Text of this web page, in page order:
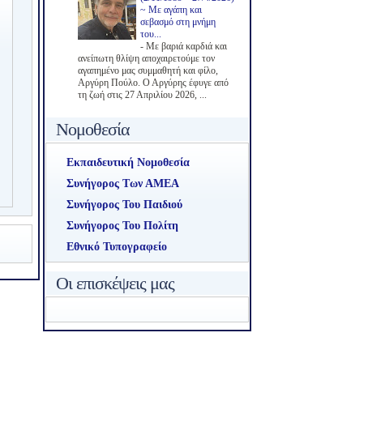
~ Με αγάπη και
σεβασμό στη μνήμη
του...
- Με βαριά καρδιά και
ανείπωτη θλίψη αποχαιρετούμε τον
αγαπημένο μας συμμαθητή και φίλο,
Αργύρη Πούλο. Ο Αργύρης έφυγε από
τη ζωή στις 27 Απριλίου 2026, ...
Νομοθεσία
Εκπαιδευτική Νομοθεσία
Συνήγορος Των ΑΜΕΑ
Συνήγορος Του Παιδιού
Συνήγορος Του Πολίτη
Εθνικό Τυπογραφείο
Οι επισκέψεις μας